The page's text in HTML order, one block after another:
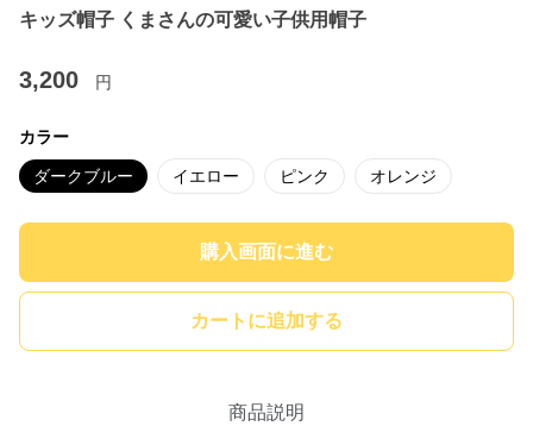
キッズ帽子 くまさんの可愛い子供用帽子
3,200 円
カラー
ダークブルー イエロー ピンク オレンジ
購入画面に進む
カートに追加する
商品説明